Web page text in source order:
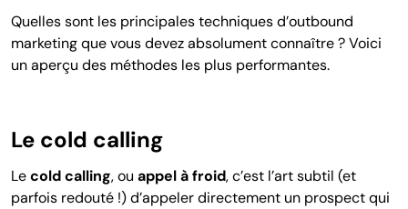
Quelles sont les principales techniques d’outbound
marketing que vous devez absolument connaître ? Voici
un aperçu des méthodes les plus performantes.
Le cold calling
Lecold calling, ou appel à froid, c’est l’art subtil (et
parfois redouté !) d’appeler directement un prospect qui